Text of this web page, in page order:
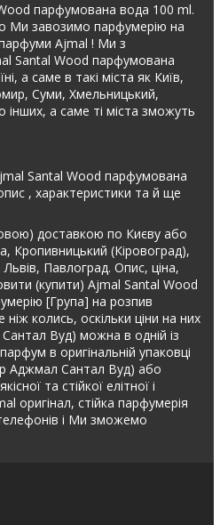
Wood парфумована вода 100 ml.
Ми завозимо парфумерію на
парфуми Ajmal ! Ми з
Santal Wood парфумована
а саме в такі міста як Київ,
Суми, Хмельницький,
інших, а саме ті міста зможуть
Santal Wood парфумована
, характеристики та й ще
доставкою по Києву або
Кропивницький (Кіровоград),
Павлоград. Опис, ціна,
(купити) Ajmal Santal Wood
[Група] на розпив
колись, оскільки ціни на них
Вуд) можна в одній із
в оригінальній упаковці
Аджмал Сантал Вуд) або
та стійкої елітної і
оригінал, стійка парфумерія
і Ми зможемо